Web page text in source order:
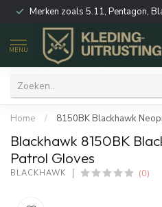
Merken zoals 5.11, Pentagon,
MENU
Home / 8150BK Blackhawk
Blackhawk 8150BK
Patrol Gloves
BLACKHAWK (0)